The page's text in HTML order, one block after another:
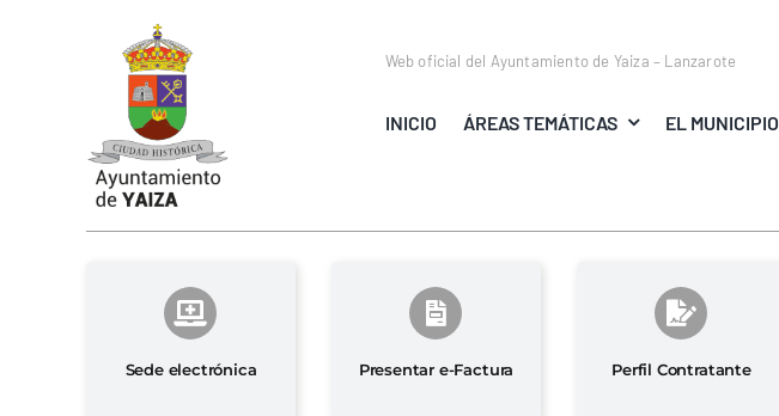
Web oficial del Ayuntamiento de Yaiza – Lanzarote
INICIO ÁREAS TEMÁTICAS EL MUNICIPIO
Sede electrónica Presentar e-Factura Perfil Contratante